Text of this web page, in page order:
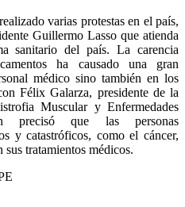
varias protestas en el país,
Guillermo Lasso que atienda
sanitario del país. La carencia
ha causado una gran
médico sino también en los
Félix Galarza, presidente de la
Muscular y Enfermedades
precisó que las personas
y catastróficos, como el cáncer,
sus tratamientos médicos.